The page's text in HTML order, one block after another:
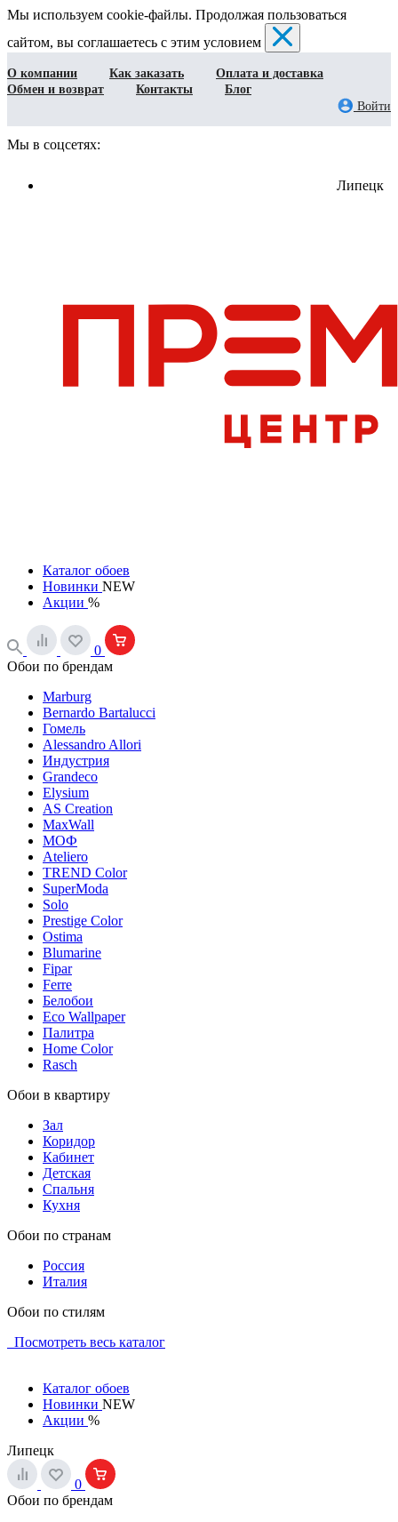
Мы используем cookie-файлы. Продолжая пользоваться
сайтом, вы соглашаетесь с этим условием
О компании Как заказать
Оплата и доставка
Обмен и возврат
Контакты
Блог
Войти
Мы в соцсетях:
Липецк
Каталог обоев
Новинки NEW
Акции %
0
Обои по брендам
Marburg
Bernardo Bartalucci
Гомель
Alessandro Allori
Индустрия
Grandeco
Elysium
AS Creation
MaxWall
МОФ
Ateliero
TREND Color
SuperModa
Solo
Prestige Color
Ostima
Blumarine
Fipar
Ferre
Белобои
Eco Wallpaper
Палитра
Home Color
Rasch
Обои в квартиру
Зал
Коридор
Кабинет
Детская
Спальня
Кухня
Обои по странам
Россия
Италия
Обои по стилям
Посмотреть весь каталог
Каталог обоев
Новинки NEW
Акции %
Липецк
0
Обои по брендам